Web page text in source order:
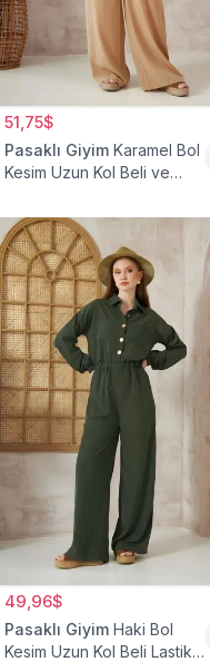
51,75$
Pasaklı Giyim Karamel Bol
Kesim Uzun Kol Beli ve
Tulum
49,96$
Pasaklı Giyim Haki Bol
Kesim Uzun Kol Beli Lastikli